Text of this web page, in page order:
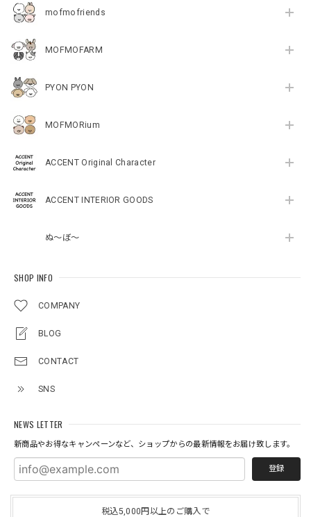
mofmofriends
MOFMOFARM
PYON PYON
MOFMORium
ACCENT Original Character
ACCENT INTERIOR GOODS
ぬ～ぼ～
SHOP INFO
COMPANY
BLOG
CONTACT
SNS
NEWS LETTER
新商品やお得なキャンペーンなど、ショップからの最新情報をお届け致します。
登録
税込5,000円以上のご購入で